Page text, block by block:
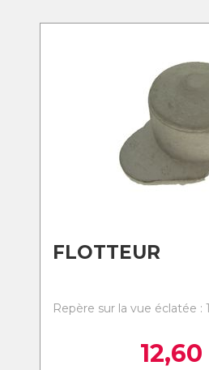
FLOTTEUR
Repère sur la vue éclatée : 1
12,60